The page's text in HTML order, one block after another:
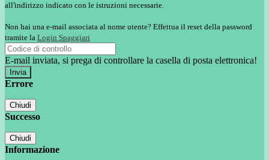
all'indirizzo indicato con le istruzioni necessarie.
Non hai una e-mail associata al nome utente? Effettua il reset della password
tramite la Login Spaggiari
E-mail inviata, si prega di controllare la casella di posta elettronica!
Errore
Chiudi
Successo
Chiudi
Informazione